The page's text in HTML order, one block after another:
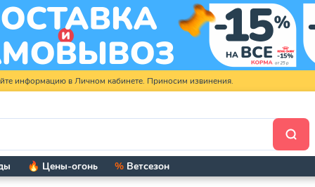
информацию в Личном кабинете. Приносим извинения.
🔥 Цены-огонь % Ветсезон